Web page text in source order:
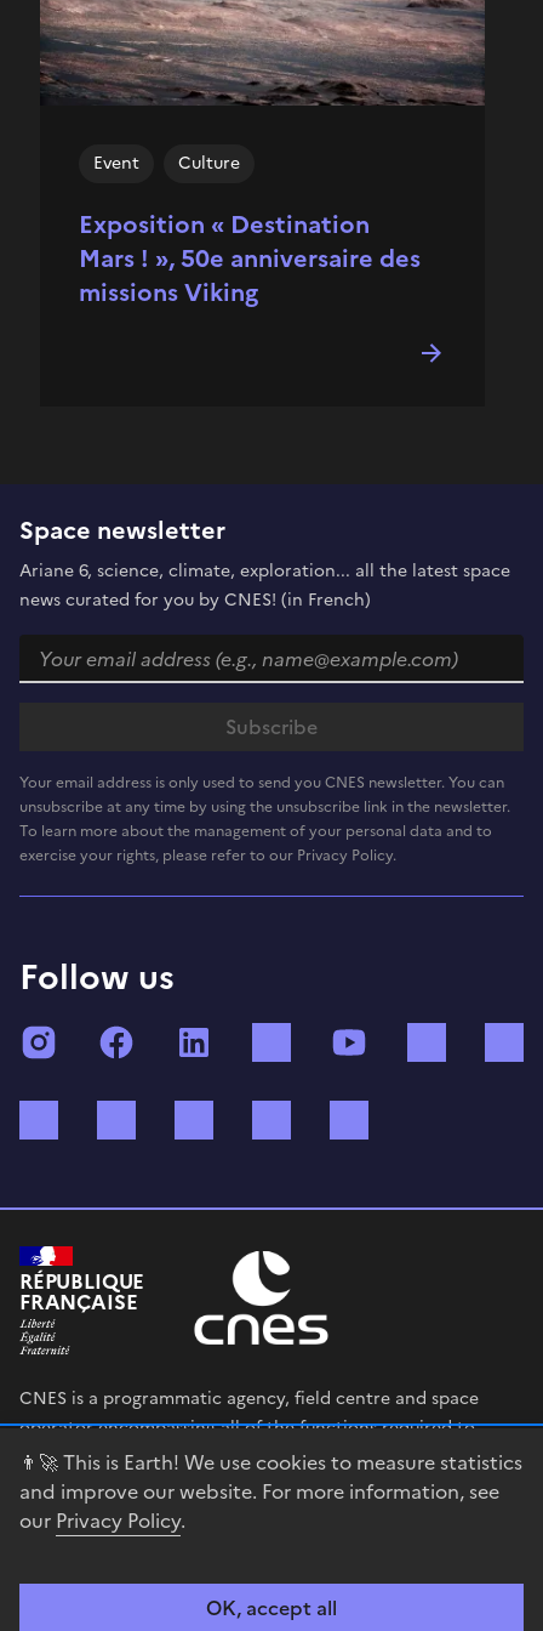
👨‍🚀 This is Earth! We use cookies to measure statistics
and improve our website. For more information, see
our Privacy Policy.
OK, accept all
Exposition « Destination
Mars ! », 50e anniversaire des
missions Viking
Event Culture
Space newsletter
Ariane 6, science, climate, exploration... all the latest space
news curated for you by CNES! (in French)
Your email address is only used to send you CNES newsletter. You can
unsubscribe at any time by using the unsubscribe link in the newsletter.
To learn more about the management of your personal data and to
exercise your rights, please refer to our Privacy Policy.
Follow us
InstagramFacebook TikTok
RÉPUBLIQUE
FRANÇAISE
CNES is a programmatic agency, field centre and space
operator encompassing all of the functions required to
shape and execute the French government’s space strategy,
and to deploy public policies that rely on the space sector.
data.gouv.fr